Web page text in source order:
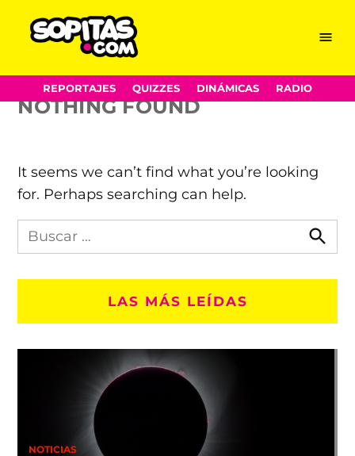
content
Menu
REPORTAJES QUIZZES DINÁMICAS RADIO
Club de los Perdedores
NOTHING FOUND
It seems we can’t find what you’re looking
for. Perhaps searching can help.
Busca
en
LAS MÁS LEÍDAS
NOTICIAS